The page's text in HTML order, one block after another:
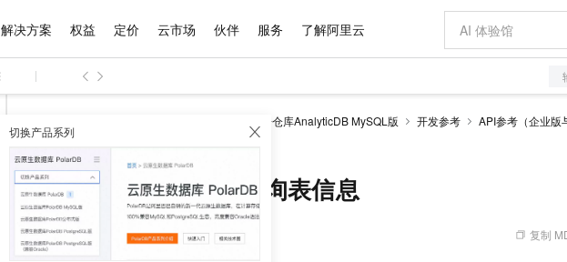
解决方案 权益 定价 云市场 伙伴 服务 了解阿里云
切换产品系列
云原生数据仓库AnalyticDB MySQL版 开发参考 API参考（企业版
数据管理
GetTableObjects - 查询表信息
GetTableObjects - 查询表信息
更新时间：2026-07-01 03:28:56 复制
大模型服务
大模型
文本生成 图片和视
精选产品
大模型服务平台百炼
大模型服务与应用平台
千问大模型
多元化、高性能、安全可靠的大模型服务
无影云电脑
域名与网站
对象存储 OSS
精选解决方案
睿译宝，AI翻译排版一步到位
上传文档即自动完成翻译和格式还原
GLM-5.2：长任务时代开源旗舰模型
真正可用的 1M 上下文,一次完成代码全链路开发
Hermes Agent，打造自进化智能体
即刻拥有 DeepSeek-V4-Pro
轻松解锁专属 DeepSeek-V4-Pro
普惠上云
普惠上云 官方力荐
云服务器38元/年起，超值低价云产品抢先购
官方推荐返现计划
推荐新用户得奖励，单订单最高返9万
云工开物
AI 特惠
智启 AI 普惠权益
阿里云 OPC 创新助力计划
至高百万元 Token 补贴，加速一人公司成长
AI 场景体验
产品定价
了解云产品的定价详情
云上成本管理
管理和优化成本
价格计算器
自助选配和估算价格
价格优势
推动算力普惠，释放技术红利
配置报价器
精选商城
网站建设
多端小程序
Salesforce 国际版订阅
友盟天域
数据与 API
数据集
手机三要素
身份实名认证
短信
基础软件
成为销售伙伴
分销伙伴
咨询伙伴
销售伙伴合作计划
成为产品伙伴
产品生态集成认证中心
产品生态伙伴工作台
产品伙伴合
数据库合作计划
售前咨询
在线服务
售后服务
自助服务
企业增值服务
企业支持计划
企业增值服务台
阿里云认证
为什么选择阿里云
什么是云计算
技术领先
稳定可靠
安全合规
最佳实践
云上春晚
云栖战略参考
云上的中国
市场活动
活动全景